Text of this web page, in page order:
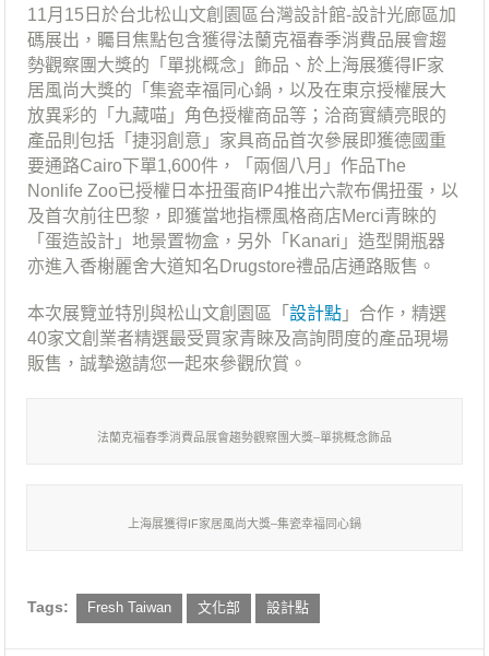
11月15日於台北松山文創園區台灣設計館-設計光廊區加
碼展出，矚目焦點包含獲得法蘭克福春季消費品展會趨
勢觀察團大獎的「單挑概念」飾品、於上海展獲得IF家
居風尚大獎的「集瓷幸福同心鍋，以及在東京授權展大
放異彩的「九藏喵」角色授權商品等；洽商實績亮眼的
產品則包括「捷羽創意」家具商品首次參展即獲德國重
要通路Cairo下單1,600件，「兩個八月」作品The
Nonlife Zoo已授權日本扭蛋商IP4推出六款布偶扭蛋，以
及首次前往巴黎，即獲當地指標風格商店Merci青睞的
「蛋造設計」地景置物盒，另外「Kanari」造型開瓶器
亦進入香榭麗舍大道知名Drugstore禮品店通路販售。
本次展覽並特別與松山文創園區「設計點 」合作，精選
40家文創業者精選最受買家青睞及高詢問度的產品現場
販售，誠摯邀請您一起來參觀欣賞。
法蘭克福春季消費品展會趨勢觀察團大獎–單挑概念飾品
上海展獲得IF家居風尚大獎–集瓷幸福同心鍋
Tags: Fresh Taiwan 文化部 設計點